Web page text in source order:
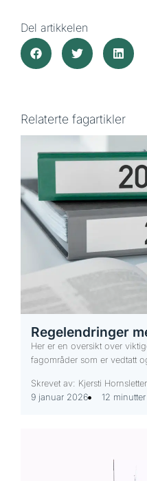
Del artikkelen
Relaterte fagartikler
Regelendringer
Her er en oversikt over
fagområder som er vedtatt
Skrevet av: Kjersti
9 januar 2026
12